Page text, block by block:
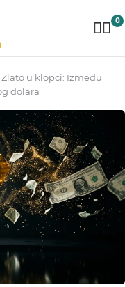
0
Zlato u klopci: Između
dolara